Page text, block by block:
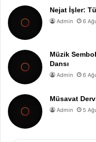
Nejat İşler:
Admin 6
Müzik
Dansı
Admin 6
Müsavat
Admin 5